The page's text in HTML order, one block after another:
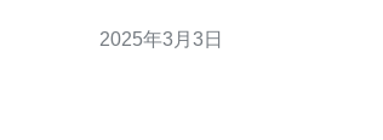
港作为一个国际化的城市，拥有
2025年3月3日